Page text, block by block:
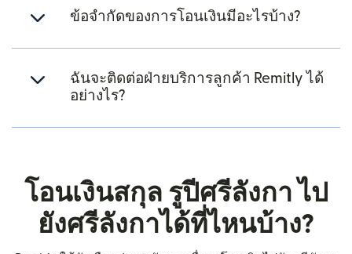
ข้อจำกัดของการโอนเงินมีอะไรบ้าง?
ฉันจะติดต่อฝ่ายบริการลูกค้า Remitly ได้
อย่างไร?
โอนเงินสกุล รูปีศรีลังกา ไป
ยังศรีลังกาได้ที่ไหนบ้าง?